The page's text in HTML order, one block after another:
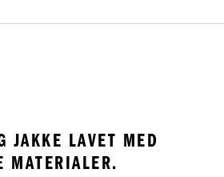
JAKKE LAVET MED
MATERIALER.